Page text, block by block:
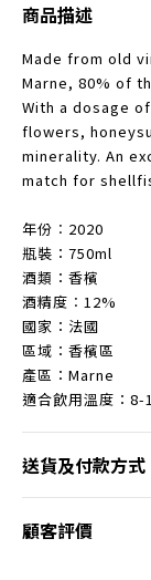
商品描述
Made from old
Marne, 80% of
With a dosage
flowers,
minerality. An
match for
年份︰2020
瓶裝：750ml
酒類：香檳
酒精度︰12%
國家：法國
區域：香檳區
產區：Marne
適合飲用溫度：8-
送貨及付款方式
顧客評價